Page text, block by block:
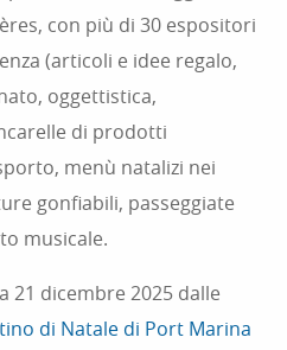
con più di 30 espositori
(articoli e idee regalo,
oggettistica,
di prodotti
menù natalizi nei
gonfiabili, passeggiate
musicale.
21 dicembre 2025 dalle
di Natale di Port Marina